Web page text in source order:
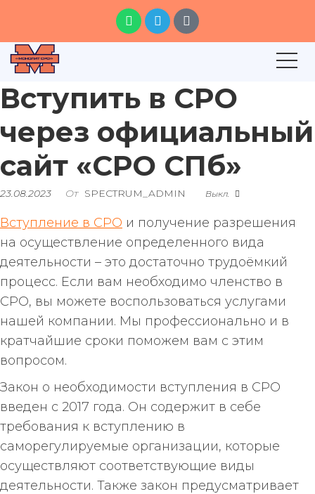
Вступить в СРО
через официальный
сайт «СРО СПб»
23.08.2023 От SPECTRUM_ADMIN Выкл.
Вступление в СРО и получение разрешения
на осуществление определенного вида
деятельности – это достаточно трудоёмкий
процесс. Если вам необходимо членство в
СРО, вы можете воспользоваться услугами
нашей компании. Мы профессионально и в
кратчайшие сроки поможем вам с этим
вопросом.
Закон о необходимости вступления в СРО
введен с 2017 года. Он содержит в себе
требования к вступлению в
саморегулируемые организации, которые
осуществляют соответствующие виды
деятельности. Также закон предусматривает